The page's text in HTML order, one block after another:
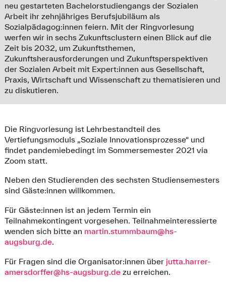
neu gestarteten Bachelorstudiengangs der Sozialen
Arbeit ihr zehnjähriges Berufsjubiläum als
Sozialpädagog:innen feiern. Mit der Ringvorlesung
werfen wir in sechs Zukunftsclustern einen Blick auf die
Zeit bis 2032, um Zukunftsthemen,
Zukunftsherausforderungen und Zukunftsperspektiven
der Sozialen Arbeit mit Expert:innen aus Gesellschaft,
Praxis, Wirtschaft und Wissenschaft zu thematisieren und
zu diskutieren.
Die Ringvorlesung ist Lehrbestandteil des
Vertiefungsmoduls „Soziale Innovationsprozesse“ und
findet pandemiebedingt im Sommersemester 2021 via
Zoom statt.
Neben den Studierenden des sechsten Studiensemesters
sind Gäste:innen willkommen.
Für Gäste:innen ist an jedem Termin ein
Teilnahmekontingent vorgesehen. Teilnahmeinteressierte
wenden sich bitte an martin.stummbaum@hs-
augsburg.de.
Für Fragen sind die Organisator:innen über jutta.harrer-
amersdorffer@hs-augsburg.dezu erreichen.